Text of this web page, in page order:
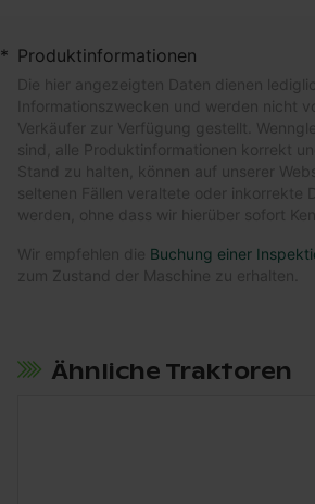
* Produktinformationen
Die hier angezeigten Daten dienen
Informationszwecken und werden nicht
Verkäufer zur Verfügung gestellt.
sind, alle Produktinformationen korrekt
Stand zu halten, können auf unserer
seltenen Fällen veraltete oder inkorrekte
werden, ohne dass wir hierüber sofort
Wir empfehlen die Buchung einer
zum Zustand der Maschine zu erhalten.
Ähnliche Traktoren